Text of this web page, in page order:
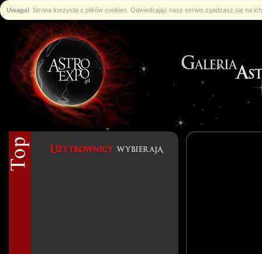
Uwaga! Strona korzysta z plików cookies. Odwiedzając nasz serwis zgadzasz się na